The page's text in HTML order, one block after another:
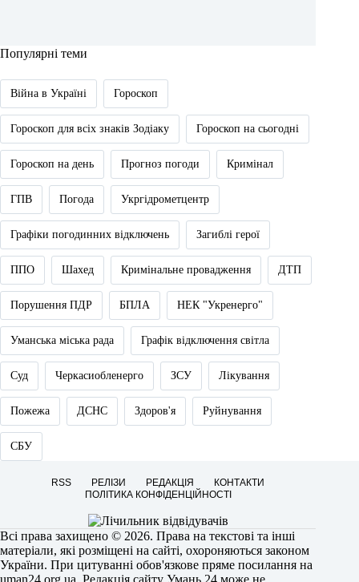
Популярні теми
Війна в Україні Гороскоп
Гороскоп для всіх знаків Зодіаку Гороскоп на сьогодні
Гороскоп на день Прогноз погоди Кримінал
ГПВ Погода Укргідрометцентр
Графіки погодинних відключень Загиблі герої
ППО Шахед Кримінальне провадження ДТП
Порушення ПДР БПЛА НЕК "Укренерго"
Уманська міська рада Графік відключення світла
Суд Черкасиобленерго ЗСУ Лікування
Пожежа ДСНС Здоров'я Руйнування
СБУ
RSS РЕЛІЗИ РЕДАКЦІЯ
КОНТАКТИ
ПОЛІТИКА КОНФІДЕНЦІЙНОСТІ
Всі права захищено © 2026. Права на текстові та інші
матеріали, які розміщені на сайті, охороняються законом
України. При цитуванні обов'язкове пряме посилання на
uman24.org.ua . Редакція сайту Умань 24 може не